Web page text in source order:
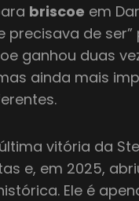
briscoe em
precisava de
ganhou duas
ainda mais
vitória da
e, em 2025,
Ele é